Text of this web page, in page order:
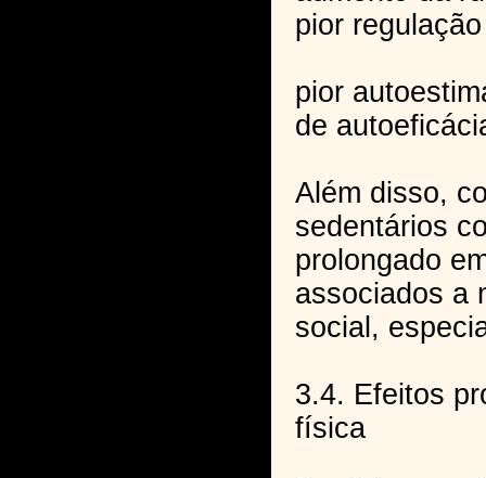
pior
pior
de
Além disso,
sedentários
prolongado
associados a
social,
3.4. Efeitos
física